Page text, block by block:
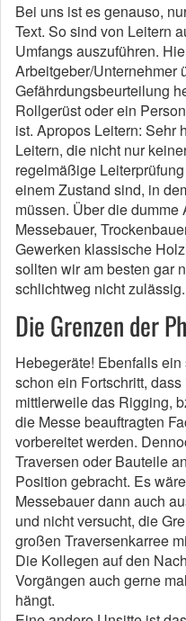
Bei uns ist es genauso,
Text. So sind von Leitern
Umfangs auszuführen.
Arbeitgeber/Unternehmer
Gefährdungsbeurteilung
Rollgerüst oder ein
ist. Apropos Leitern: Sehr
Leitern, die nicht nur
regelmäßige
einem Zustand sind, in
müssen. Über die
Messebauer,
Gewerken klassische
sollten wir am besten gar
schlichtweg nicht zulässig.
Die Grenzen der
Hebegeräte! Ebenfalls
schon ein Fortschritt,
mittlerweile das Rigging,
die Messe beauftragten
vorbereitet werden.
Traversen oder Bauteile
Position gebracht. Es
Messebauer dann auch
und nicht versucht, die
großen Traversenkarree
Die Kollegen auf den
Vorgängen auch gerne
hängt.